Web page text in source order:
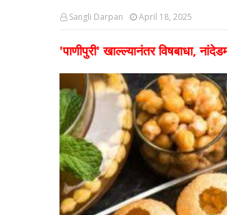
Sangli Darpan April 18, 2025
'पाणीपुरी' खाल्ल्यानंतर विषबाधा,